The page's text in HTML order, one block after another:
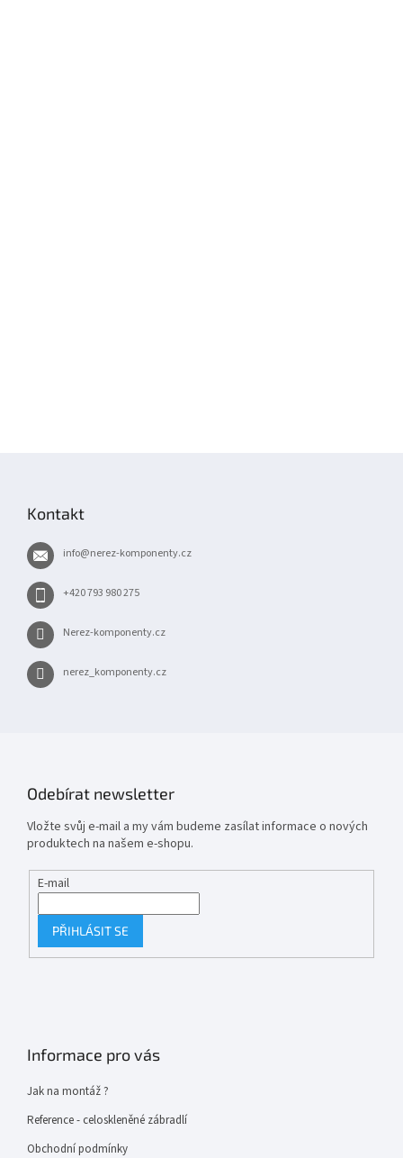
Kontakt
info@nerez-komponenty.cz
+420 793 980 275
Nerez-komponenty.cz
nerez_komponenty.cz
Odebírat newsletter
Vložte svůj e-mail a my vám budeme zasílat informace o nových
produktech na našem e-shopu.
E-mail
PŘIHLÁSIT SE
Informace pro vás
Jak na montáž ?
Reference - celoskleněné zábradlí
Obchodní podmínky